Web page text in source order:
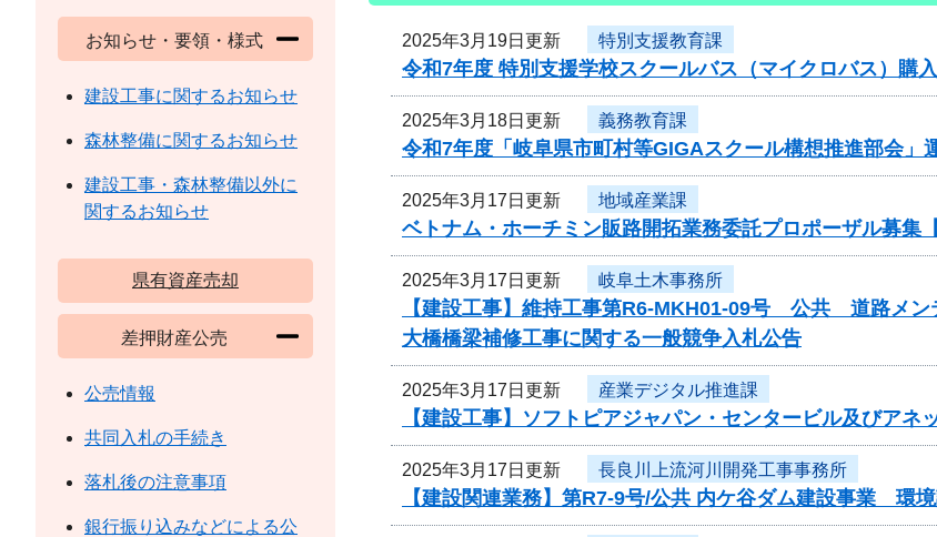
2025年3月19日更新 特別支援教育課
令和7年度 特別支援学校スクールバス（マイクロバス）購
2025年3月18日更新 義務教育課
令和7年度「岐阜県市町村等GIGAスクール構想推進部会」
2025年3月17日更新 地域産業課
ベトナム・ホーチミン販路開拓業務委託プロポーザル募集
2025年3月17日更新 岐阜土木事務所
【建設工事】維持工事第R6-MKH01-09号 公共 道路メン
大橋橋梁補修工事に関する一般競争入札公告
2025年3月17日更新 産業デジタル推進課
【建設工事】ソフトピアジャパン・センタービル及びア
2025年3月17日更新 長良川上流河川開発工事事務所
【建設関連業務】第R7-9号/公共 内ケ谷ダム建設事業 環
お知らせ・要領・様式
建設工事に関するお知らせ
森林整備に関するお知らせ
建設工事・森林整備以外に
関するお知らせ
県有資産売却
差押財産公売
公売情報
共同入札の手続き
落札後の注意事項
銀行振り込みなどによる公